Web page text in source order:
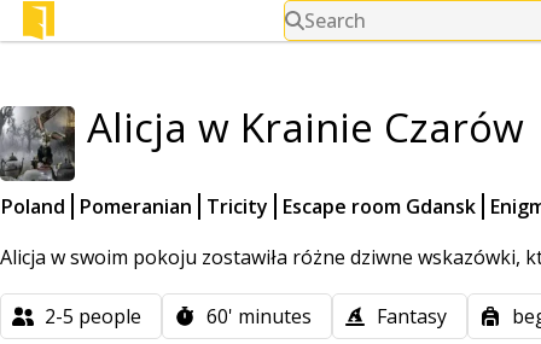
Search
Alicja w Krainie Czarów
Poland Pomeranian Tricity Escape room Gdansk
Alicja w swoim pokoju zostawiła różne dziwne wskazówki,
2-5 people 60' minutes Fantasy